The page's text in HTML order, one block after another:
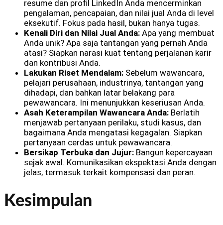
resume dan profil LinkedIn Anda mencerminkan
pengalaman, pencapaian, dan nilai jual Anda di level
eksekutif. Fokus pada hasil, bukan hanya tugas.
Kenali Diri dan Nilai Jual Anda: Apa yang membuat
Anda unik? Apa saja tantangan yang pernah Anda
atasi? Siapkan narasi kuat tentang perjalanan karir
dan kontribusi Anda.
Lakukan Riset Mendalam: Sebelum wawancara,
pelajari perusahaan, industrinya, tantangan yang
dihadapi, dan bahkan latar belakang para
pewawancara. Ini menunjukkan keseriusan Anda.
Asah Keterampilan Wawancara Anda: Berlatih
menjawab pertanyaan perilaku, studi kasus, dan
bagaimana Anda mengatasi kegagalan. Siapkan
pertanyaan cerdas untuk pewawancara.
Bersikap Terbuka dan Jujur: Bangun kepercayaan
sejak awal. Komunikasikan ekspektasi Anda dengan
jelas, termasuk terkait kompensasi dan peran.
Kesimpulan